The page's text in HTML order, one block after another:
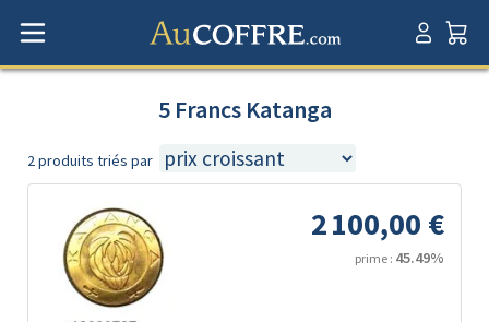
5 Francs Katanga
2 produits triés par
2 100,00 €
prime : 45.49%